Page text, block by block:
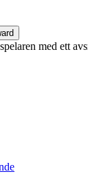
med ett